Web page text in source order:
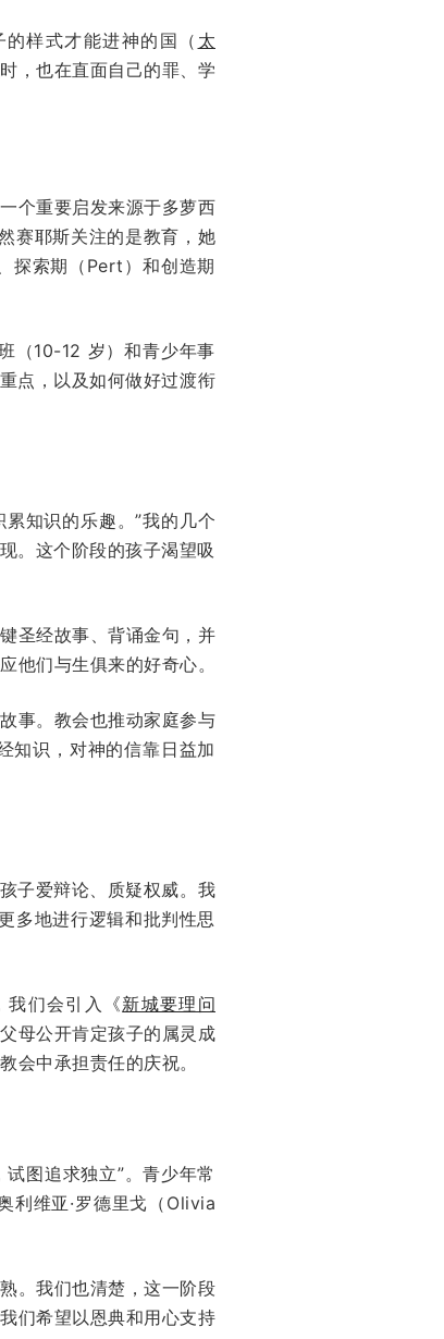
样式才能进神的国（ 太
，也在直面自己的罪、学
个重要启发来源于多萝西
赛耶斯关注的是教育，她
探索期（Pert）和创造期
（10-12 岁）和青少年事
点，以及如何做好过渡衔
知识的乐趣。”我的几个
。这个阶段的孩子渴望吸
圣经故事、背诵金句，并
他们与生俱来的好奇心。
事。教会也推动家庭参与
知识，对神的信靠日益加
子爱辩论、质疑权威。我
多地进行逻辑和批判性思
我们会引入《新城要理问
母公开肯定孩子的属灵成
会中承担责任的庆祝。
图追求独立”。青少年常
利维亚·罗德里戈（Olivia
。我们也清楚，这一阶段
们希望以恩典和用心支持